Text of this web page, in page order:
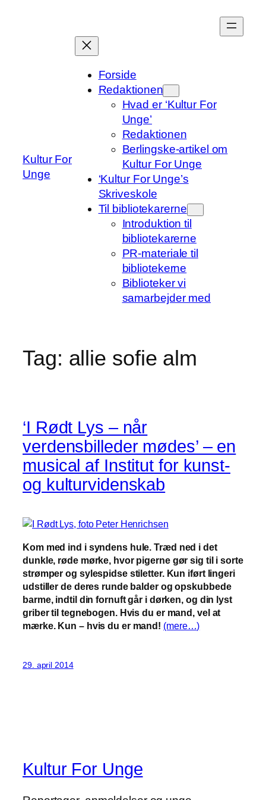
Kultur For
Unge
Forside
Redaktionen
Hvad er ‘Kultur For
Unge’
Redaktionen
Berlingske-artikel om
Kultur For Unge
‘Kultur For Unge’s
Skriveskole
Til bibliotekarerne
Introduktion til
bibliotekarerne
PR-materiale til
bibliotekerne
Biblioteker vi
samarbejder med
Tag: allie sofie alm
‘I Rødt Lys – når
verdensbilleder mødes’ – en
musical af Institut for kunst-
og kulturvidenskab
Kom med ind i syndens hule. Træd ned i det
dunkle, røde mørke, hvor pigerne gør sig til i sorte
strømper og sylespidse stiletter. Kun iført lingeri
udstiller de deres runde balder og opskubbede
barme, indtil din fornuft går i dørken, og din lyst
griber til tegnebogen. Hvis du er mand, vel at
mærke. Kun – hvis du er mand! (mere…)
29. april 2014
Kultur For Unge